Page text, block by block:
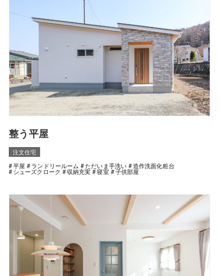
整う平屋
注文住宅
平屋
ランドリールーム ただいま手洗い 造作洗面化粧台
シューズクローク 収納充実 寝室 子供部屋